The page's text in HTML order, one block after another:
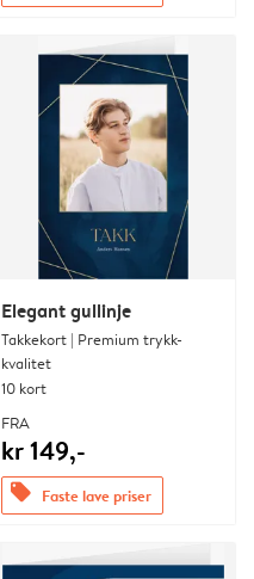
Elegant gullinje
Takkekort | Premium trykk-
kvalitet
10 kort
FRA
kr 149,-
offers Faste lave priser